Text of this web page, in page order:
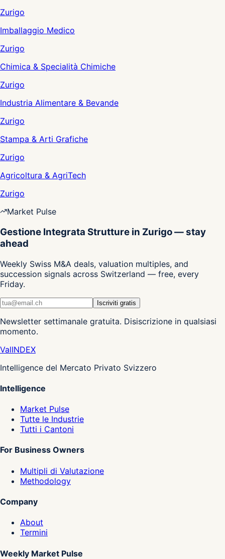
Zurigo
Imballaggio Medico
Zurigo
Chimica & Specialità Chimiche
Zurigo
Industria Alimentare & Bevande
Zurigo
Stampa & Arti Grafiche
Zurigo
Agricoltura & AgriTech
Zurigo
Market Pulse
Gestione Integrata Strutture in Zurigo — stay
ahead
Weekly Swiss M&A deals, valuation multiples, and
succession signals across Switzerland — free, every
Friday.
Iscriviti gratis
Newsletter settimanale gratuita. Disiscrizione in qualsiasi
momento.
ValINDEX
Intelligence del Mercato Privato Svizzero
Intelligence
Market Pulse
Tutte le Industrie
Tutti i Cantoni
For Business Owners
Multipli di Valutazione
Methodology
Company
About
Termini
Weekly Market Pulse